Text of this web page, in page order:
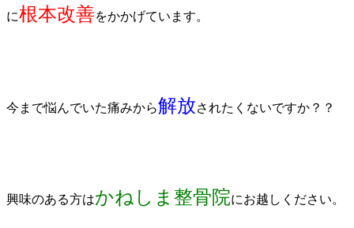
に根本改善をかかげています。
今まで悩んでいた痛みから解放されたくないですか？？
興味のある方はかねしま整骨院にお越しください。